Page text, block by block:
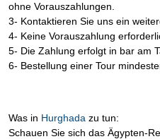
ohne Vorauszahlungen.
3- Kontaktieren Sie uns ein
4- Keine Vorauszahlung
5- Die Zahlung erfolgt in bar am
6- Bestellung einer Tour
Was in Hurghada zu tun:
Schauen Sie sich das Ägypten-